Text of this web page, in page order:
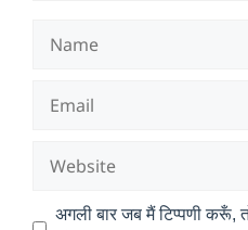
अगली बार जब मैं टिप्पणी करूँ,